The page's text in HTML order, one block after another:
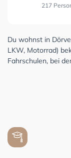
217
Du wohnst in
LKW, Motorrad)
Fahrschulen, bei